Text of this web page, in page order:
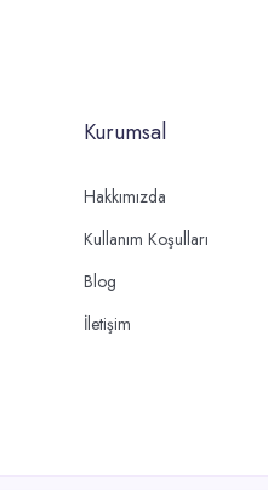
Kurumsal
Hakkımızda
Kullanım Koşulları
Blog
İletişim